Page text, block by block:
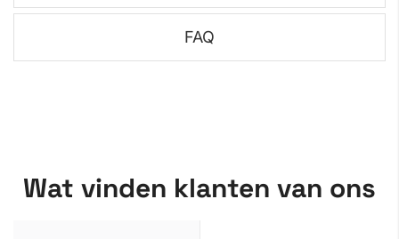
FAQ
Wat vinden klanten van ons